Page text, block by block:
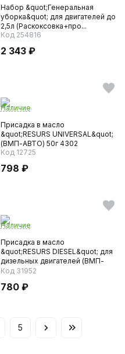
Набор &quot;Генеральная
уборка&quot; для двигателей до
2,5л (Раскоксовка+про...
Код 254816
2 343 ₽
Наличие
Присадка в масло
&quot;RESURS UNIVERSAL&quot;
(ВМП-АВТО) 50г 4302
Код 12725
798 ₽
Наличие
Присадка в масло
&quot;RESURS DIESEL&quot; для
дизельных двигателей (ВМП-
АВТО...
Код 31952
780 ₽
5